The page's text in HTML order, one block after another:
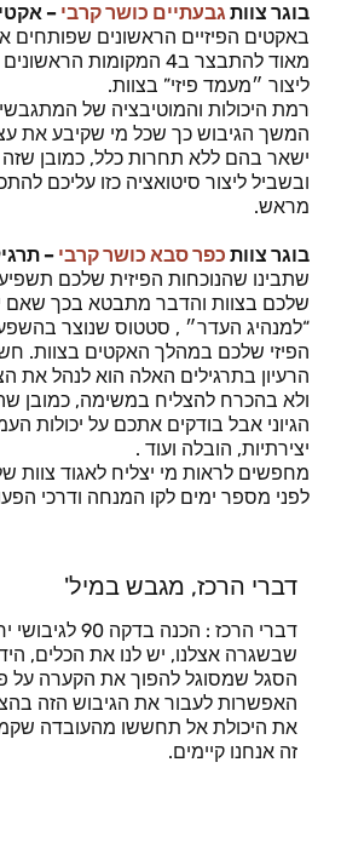
בוגר צוותגבעתיים כושר קרבי –
באקטים הפיזיים הראשונים שפותחים
מאוד להתבצר ב4 המקומות
ליצור ״מעמד פיזי” בצוות.
רמת היכולות והמוטיבציה של
המשך הגיבוש כך שכל מי שקיבע את
ישאר בהם ללא תחרות כלל, כמובן שזה
ובשביל ליצור סיטואציה כזו עליכם
מראש.
בוגר צוות כפר סבא כושר קרבי –
שתבינו שהנוכחות הפיזית שלכם
שלכם בצוות והדבר מתבטא בכך שאם
“למנהיג העדר״ , סטטוס שנוצר
הפיזי שלכם במהלך האקטים בצוות.
הרעיון בתרגילים האלה הוא לנהל את
ולא בהכרח להצליח במשימה, כמובן
הגיוני אבל בודקים אתכם על יכולות
יצירתיות, הובלה ועוד .
לפני מספר ימים לקו המנחה ודרכי
דברי הרכז, מגבש במיל'
דברי הרכז : הכנה
שבשגרה אצלנו, יש לנו את הכלים,
הסגל שמסוגל להפוך את הקערה על
האפשרות לעבור את הגיבוש הזה
את היכולת אל תחששו מהעובדה
זה אנחנו קיימים.